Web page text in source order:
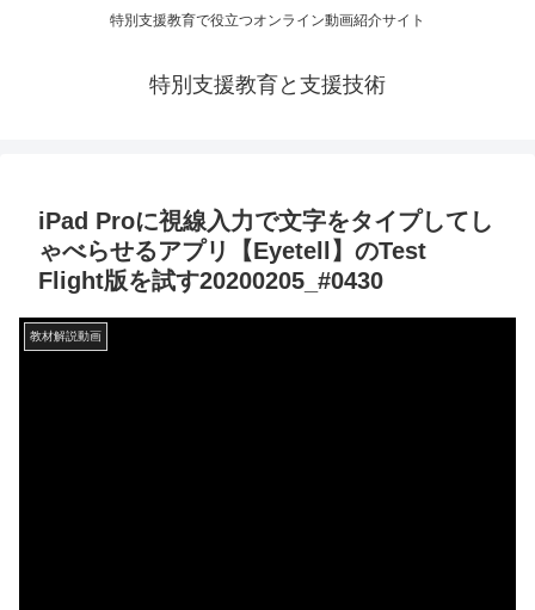
特別支援教育で役立つオンライン動画紹介サイト
特別支援教育と支援技術
iPad Proに視線入力で文字をタイプしてし
ゃべらせるアプリ【Eyetell】のTest
Flight版を試す20200205_#0430
教材解説動画